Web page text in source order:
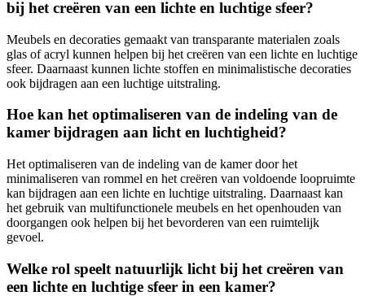
bij het creëren van een lichte en luchtige sfeer?
Meubels en decoraties gemaakt van transparante materialen zoals
glas of acryl kunnen helpen bij het creëren van een lichte en luchtige
sfeer. Daarnaast kunnen lichte stoffen en minimalistische decoraties
ook bijdragen aan een luchtige uitstraling.
Hoe kan het optimaliseren van de indeling van de
kamer bijdragen aan licht en luchtigheid?
Het optimaliseren van de indeling van de kamer door het
minimaliseren van rommel en het creëren van voldoende loopruimte
kan bijdragen aan een lichte en luchtige uitstraling. Daarnaast kan
het gebruik van multifunctionele meubels en het openhouden van
doorgangen ook helpen bij het bevorderen van een ruimtelijk
gevoel.
Welke rol speelt natuurlijk licht bij het creëren van
een lichte en luchtige sfeer in een kamer?